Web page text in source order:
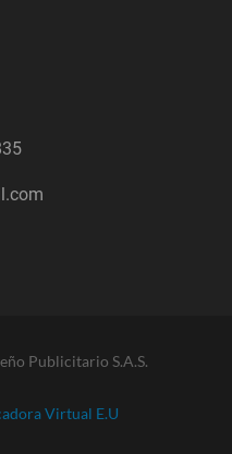
Publicitario S.A.S.
Virtual E.U